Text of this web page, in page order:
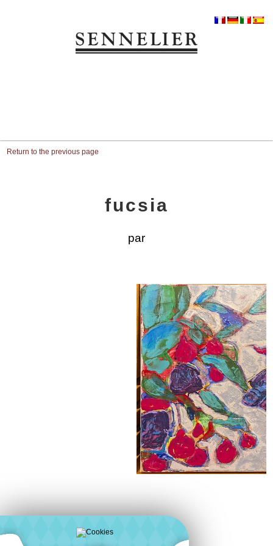
Return to the previous page
fucsia
par
acrilico su tela 30*40